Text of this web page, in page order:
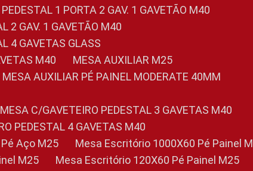
PEDESTAL 1 PORTA 2 GAV. 1 GAVETÃO M40
2 GAV. 1 GAVETÃO M40
4 GAVETAS GLASS
M40
MESA AUXILIAR M25
MESA AUXILIAR PÉ PAINEL MODERATE 40MM
MESA C/GAVETEIRO PEDESTAL 3 GAVETAS M40
PEDESTAL 4 GAVETAS M40
Pé Aço M25
Mesa Escritório 1000X60 Pé Painel
M25
Mesa Escritório 120X60 Pé Painel M25